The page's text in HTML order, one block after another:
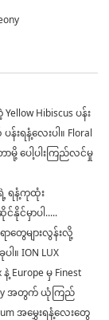
Hibiscus ပန်း
းရနံ့လေးပါ။ Floral
ာမို့ ပေါ့ပါးကြည်လင်မှု
ရဲ့ ရနံ့ကုထုံး
နိုင်မှာပါ.....
တွေများလွန်းလို့
ION LUX
နဲ့ Europe မှ Finest
အတွက် ယုံကြည်
အမွှေးရနံ့လေးတွေ